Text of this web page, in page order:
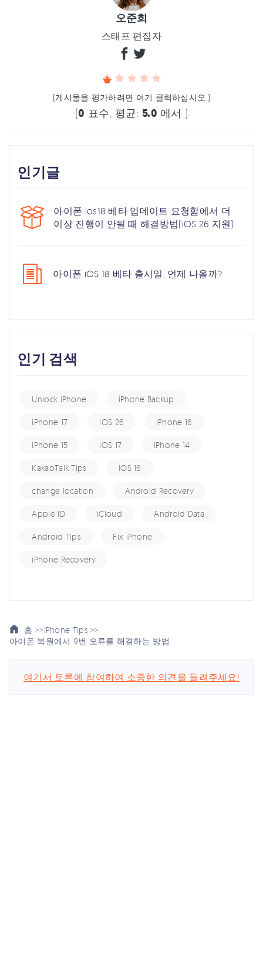
오준희
스태프 편집자
(게시물을 평가하려면 여기 클릭하십시오.)
(0 표수, 평균: 5.0 에서 )
인기글
아이폰 ios18 베타 업데이트 요청함에서 더
이상 진행이 안될 때 해결방법(iOS 26 지원)
아이폰 iOS 18 베타 출시일, 언제 나올까?
인기 검색
Unlock iPhone iPhone Backup
iPhone 17 iOS 26 iPhone 16
iPhone 15 iOS 17 iPhone 14
KakaoTalk Tips iOS 16
change location Android Recovery
Apple ID iCloud Android Data
Android Tips Fix iPhone
iPhone Recovery
홈 >>iPhone Tips >>
아이폰 복원에서 9번 오류를 해결하는 방법
여기서 토론에 참여하여 소중한 의견을 들려주세요!